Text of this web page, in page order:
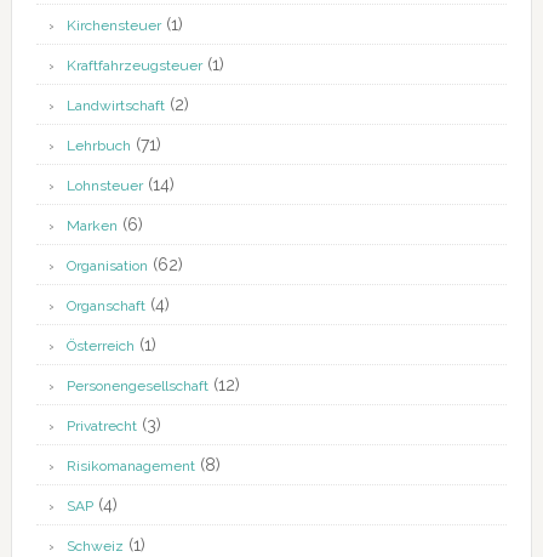
Kirchensteuer(1)
Kraftfahrzeugsteuer(1)
Landwirtschaft(2)
Lehrbuch (71)
Lohnsteuer(14)
Marken (6)
Organisation (62)
Organschaft(4)
Österreich (1)
Personengesellschaft(12)
Privatrecht(3)
Risikomanagement(8)
SAP(4)
Schweiz (1)